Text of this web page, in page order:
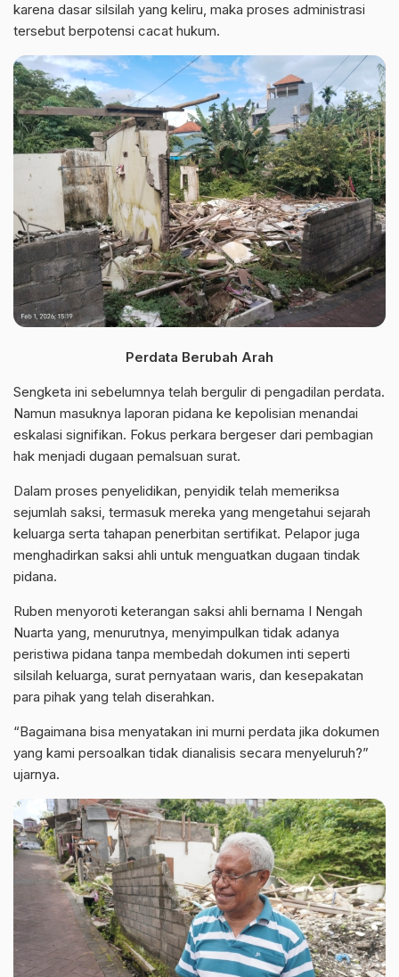
karena dasar silsilah yang keliru, maka proses administrasi
tersebut berpotensi cacat hukum.
Perdata Berubah Arah
Sengketa ini sebelumnya telah bergulir di pengadilan perdata.
Namun masuknya laporan pidana ke kepolisian menandai
eskalasi signifikan. Fokus perkara bergeser dari pembagian
hak menjadi dugaan pemalsuan surat.
Dalam proses penyelidikan, penyidik telah memeriksa
sejumlah saksi, termasuk mereka yang mengetahui sejarah
keluarga serta tahapan penerbitan sertifikat. Pelapor juga
menghadirkan saksi ahli untuk menguatkan dugaan tindak
pidana.
Ruben menyoroti keterangan saksi ahli bernama I Nengah
Nuarta yang, menurutnya, menyimpulkan tidak adanya
peristiwa pidana tanpa membedah dokumen inti seperti
silsilah keluarga, surat pernyataan waris, dan kesepakatan
para pihak yang telah diserahkan.
“Bagaimana bisa menyatakan ini murni perdata jika dokumen
yang kami persoalkan tidak dianalisis secara menyeluruh?”
ujarnya.